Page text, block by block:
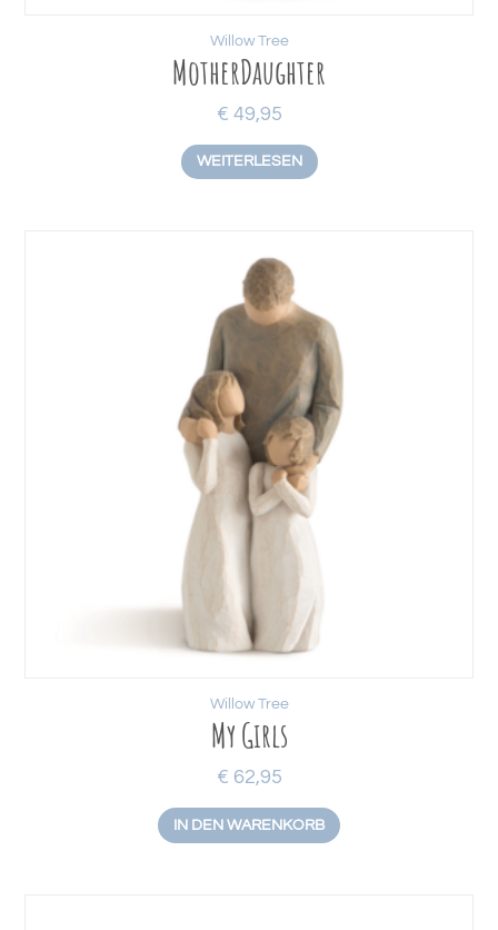
MotherDaughter
€ 49,95
WEITERLESEN
Willow Tree
My Girls
€ 62,95
IN DEN WARENKORB
Willow Tree